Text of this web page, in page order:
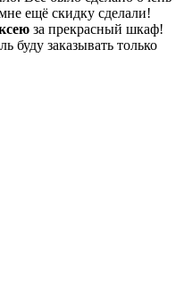
ещё скидку сделали!
за прекрасный шкаф!
буду заказывать только